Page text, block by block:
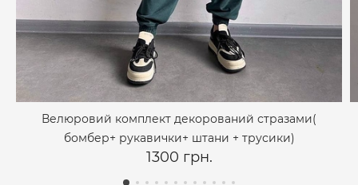
Велюровий комплект декорований стразами(
бомбер+ рукавички+ штани + трусики)
1300 грн.